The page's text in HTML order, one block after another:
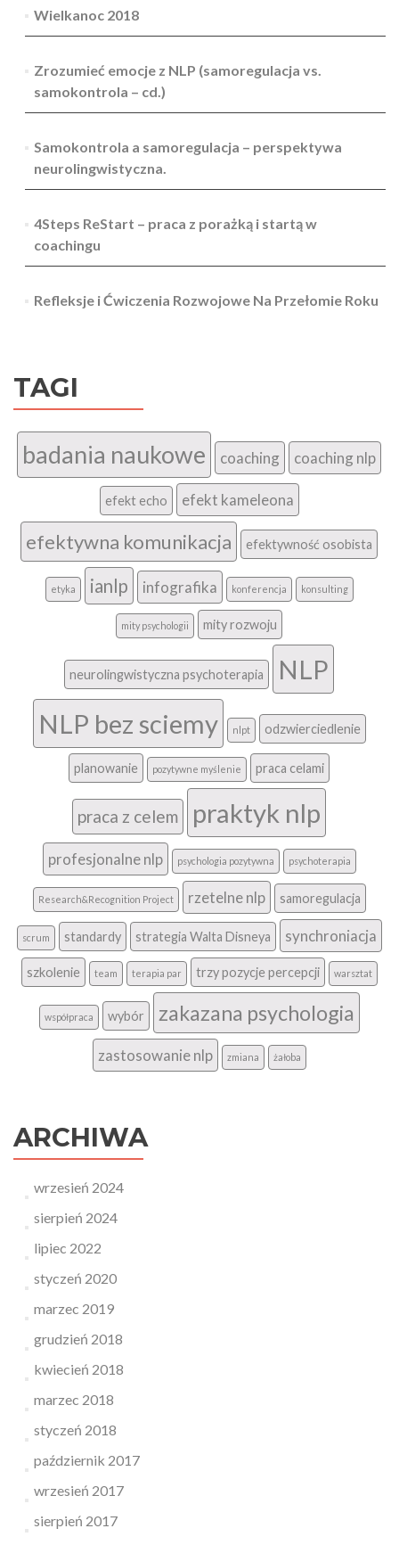
Wielkanoc 2018
Zrozumieć emocje z NLP (samoregulacja vs.
samokontrola – cd.)
Samokontrola a samoregulacja – perspektywa
neurolingwistyczna.
4Steps ReStart – praca z porażką i startą w
coachingu
Refleksje i Ćwiczenia Rozwojowe Na Przełomie Roku
TAGI
badania naukowe coaching coaching nlp
efekt echo efekt kameleona
efektywna komunikacja efektywność osobista
etyka ianlp infografika konferencja konsulting
mity psychologii mity rozwoju
neurolingwistyczna psychoterapia
NLP
NLP bez sciemy
nlpt odzwierciedlenie
planowanie pozytywne myślenie praca celami
praca z celem praktyk nlp
profesjonalne nlp psychologia pozytywna psychoterapia
Research&Recognition Project rzetelne nlp samoregulacja
scrum standardy strategia Walta Disneya synchroniacja
szkolenie team terapia par trzy pozycje percepcji warsztat
współpraca wybór zakazana psychologia
zastosowanie nlp zmiana żałoba
ARCHIWA
wrzesień 2024
sierpień 2024
lipiec 2022
styczeń 2020
marzec 2019
grudzień 2018
kwiecień 2018
marzec 2018
styczeń 2018
październik 2017
wrzesień 2017
sierpień 2017